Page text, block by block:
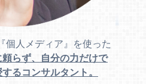
個人メディア』を使った
らず、自分の力だけで
るコンサルタント。